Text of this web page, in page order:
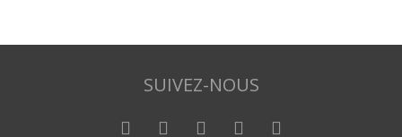
SUIVEZ-NOUS